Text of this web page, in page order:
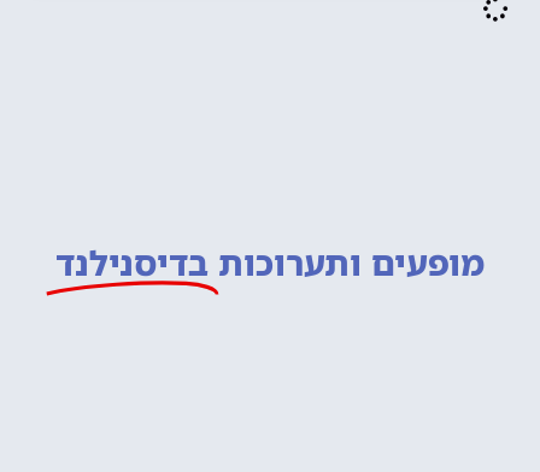
מופעים ותערוכות בדיסנילנד